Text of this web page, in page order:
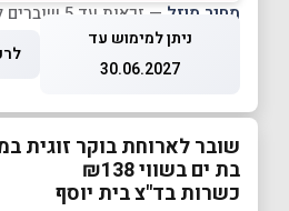
מחיר מוזל — זכאות עד 5 שוברים לחודש קלנדרי
ניתן למימוש עד
30.06.2027
שובר לארוחת בוקר זוגית
בת ים בשווי ₪138
כשרות בד"צ בית יוסף